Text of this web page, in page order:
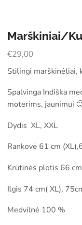
Marškiniai/
€29,00
Stilingi marškinėliai,
Spalvinga Indiška
moterims, jaunimui
Dydis XL, XXL
Rankovė 61 cm
Krūtinės plotis 66
Ilgis 74 cm( XL),
Medvilnė 100 %